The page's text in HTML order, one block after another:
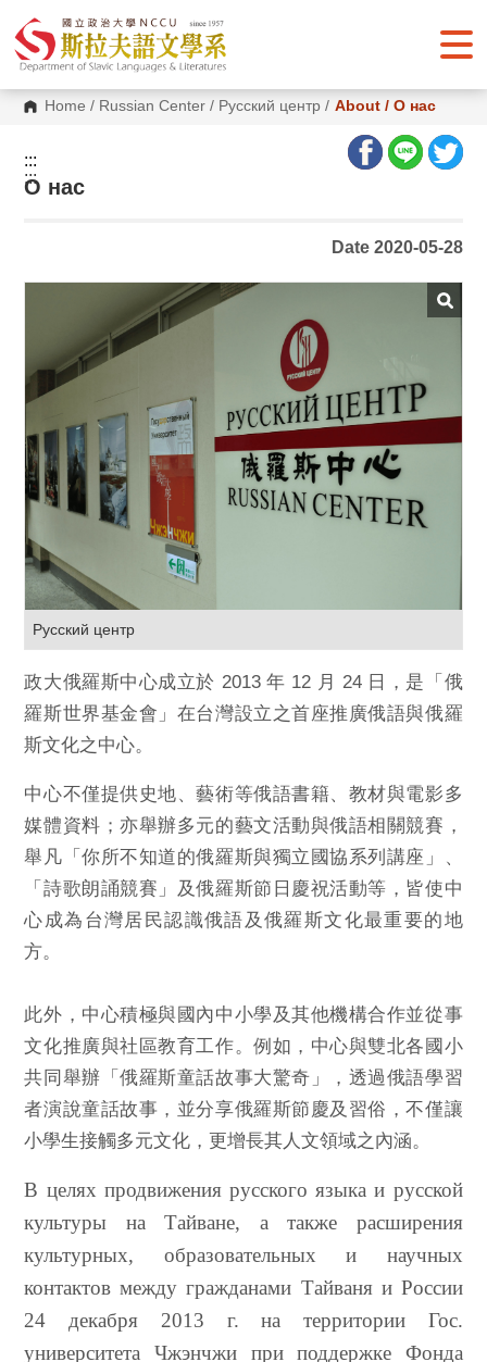
o
Home / Russian Center / Русский центр / About / О нас
:::
:::
О нас
Date 2020-05-28
Русский центр
政大俄羅斯中心成立於 2013 年 12 月 24 日，是「俄
羅斯世界基金會」在台灣設立之首座推廣俄語與俄羅
斯文化之中心。
中心不僅提供史地、藝術等俄語書籍、教材與電影多
媒體資料；亦舉辦多元的藝文活動與俄語相關競賽，
舉凡「你所不知道的俄羅斯與獨立國協系列講座」、
「詩歌朗誦競賽」及俄羅斯節日慶祝活動等，皆使中
心成為台灣居民認識俄語及俄羅斯文化最重要的地
方。
此外，中心積極與國內中小學及其他機構合作並從事
文化推廣與社區教育工作。例如，中心與雙北各國小
共同舉辦「俄羅斯童話故事大驚奇」，透過俄語學習
者演說童話故事，並分享俄羅斯節慶及習俗，不僅讓
小學生接觸多元文化，更增長其人文領域之內涵。
В целях продвижения русского языка и русской
культуры на Тайване, а также расширения
культурных, образовательных и научных
контактов между гражданами Тайваня и России
24 декабря 2013 г. на территории Гос.
университета Чжэнчжи при поддержке Фонда